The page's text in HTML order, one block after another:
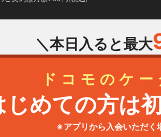
＼本日入ると最大
ドコモのケ
じめての方は
※アプリから入会いただく